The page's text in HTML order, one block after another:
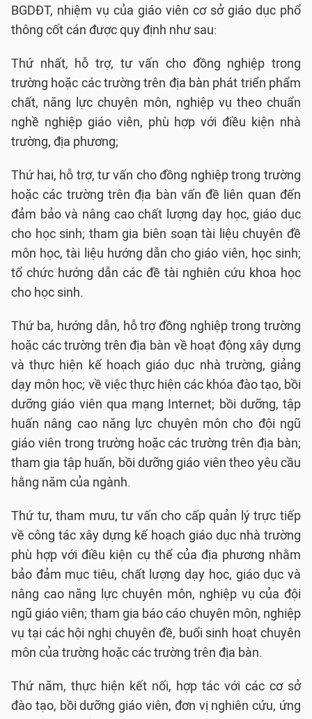
BGDĐT, nhiệm vụ của giáo viên cơ sở giáo dục phổ
thông cốt cán được quy định như sau:
Thứ nhất, hỗ trợ, tư vấn cho đồng nghiệp trong
trường hoặc các trường trên địa bàn phát triển phẩm
chất, năng lực chuyên môn, nghiệp vụ theo chuẩn
nghề nghiệp giáo viên, phù hợp với điều kiện nhà
trường, địa phương;
Thứ hai, hỗ trợ, tư vấn cho đồng nghiệp trong trường
hoặc các trường trên địa bàn vấn đề liên quan đến
đảm bảo và nâng cao chất lượng dạy học, giáo dục
cho học sinh; tham gia biên soạn tài liệu chuyên đề
môn học, tài liệu hướng dẫn cho giáo viên, học sinh;
tổ chức hướng dẫn các đề tài nghiên cứu khoa học
cho học sinh.
Thứ ba, hướng dẫn, hỗ trợ đồng nghiệp trong trường
hoặc các trường trên địa bàn về hoạt động xây dựng
và thực hiện kế hoạch giáo dục nhà trường, giảng
dạy môn học; về việc thực hiện các khóa đào tạo, bồi
dưỡng giáo viên qua mạng Internet; bồi dưỡng, tập
huấn nâng cao năng lực chuyên môn cho đội ngũ
giáo viên trong trường hoặc các trường trên địa bàn;
tham gia tập huấn, bồi dưỡng giáo viên theo yêu cầu
hằng năm của ngành.
Thứ tư, tham mưu, tư vấn cho cấp quản lý trực tiếp
về công tác xây dựng kế hoạch giáo dục nhà trường
phù hợp với điều kiện cụ thể của địa phương nhằm
bảo đảm mục tiêu, chất lượng dạy học, giáo dục và
nâng cao năng lực chuyên môn, nghiệp vụ của đội
ngũ giáo viên; tham gia báo cáo chuyên môn, nghiệp
vụ tại các hội nghị chuyên đề, buổi sinh hoạt chuyên
môn của trường hoặc các trường trên địa bàn.
Thứ năm, thực hiện kết nối, hợp tác với các cơ sở
đào tạo, bồi dưỡng giáo viên, đơn vị nghiên cứu, ứng